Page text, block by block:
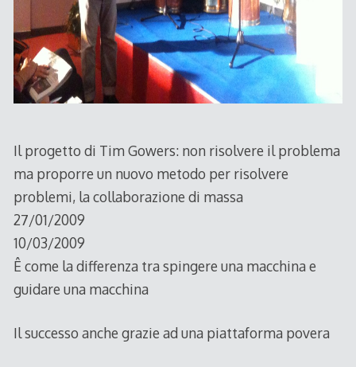
Il progetto di Tim Gowers: non risolvere il problema
ma proporre un nuovo metodo per risolvere
problemi, la collaborazione di massa
27/01/2009
10/03/2009
Ê come la differenza tra spingere una macchina e
guidare una macchina
Il successo anche grazie ad una piattaforma povera